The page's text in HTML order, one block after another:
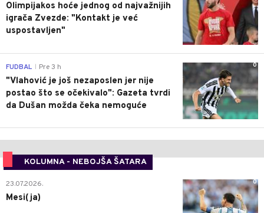
Olimpijakos hoće jednog od najvažnijih
igrača Zvezde: "Kontakt je već
uspostavljen"
0
FUDBAL Pre 3 h
"Vlahović je još nezaposlen jer nije
postao što se očekivalo": Gazeta tvrdi
da Dušan možda čeka nemoguće
KOLUMNA - NEBOJŠA ŠATARA
0
23.07.2026.
Mesi(ja)